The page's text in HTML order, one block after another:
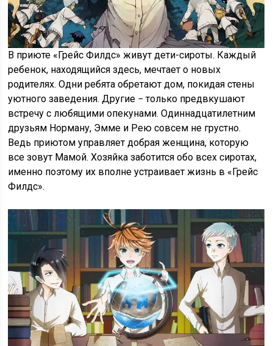
В приюте «Грейс Филдс» живут дети-сироты. Каждый
ребенок, находящийся здесь, мечтает о новых
родителях. Одни ребята обретают дом, покидая стены
уютного заведения. Другие − только предвкушают
встречу с любящими опекунами. Одиннадцатилетним
друзьям Норману, Эмме и Рею совсем не грустно.
Ведь приютом управляет добрая женщина, которую
все зовут Мамой. Хозяйка заботится обо всех сиротах,
именно поэтому их вполне устраивает жизнь в «Грейс
Филдс».